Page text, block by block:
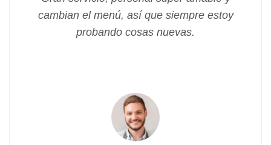
cambian el menú, así que siempre estoy
probando cosas nuevas.